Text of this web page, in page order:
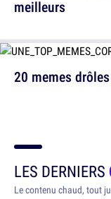
20 memes
meilleurs
LES DERNIERS
Le contenu chaud, tout